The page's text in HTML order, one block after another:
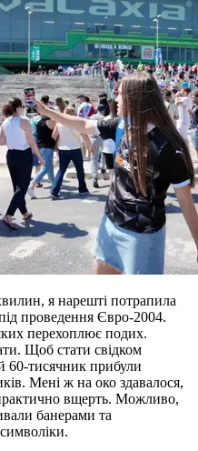
я нарешті потрапила
проведення Євро-2004.
перехоплює подих.
Щоб стати свідком
60-тисячник прибули
Мені ж на око здавалося,
вщерть. Можливо,
банерами та